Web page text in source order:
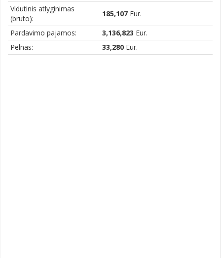
Vidutinis atlyginimas
(bruto):
185,107 Eur.
Pardavimo pajamos: 3,136,823 Eur.
Pelnas:
33,280 Eur.